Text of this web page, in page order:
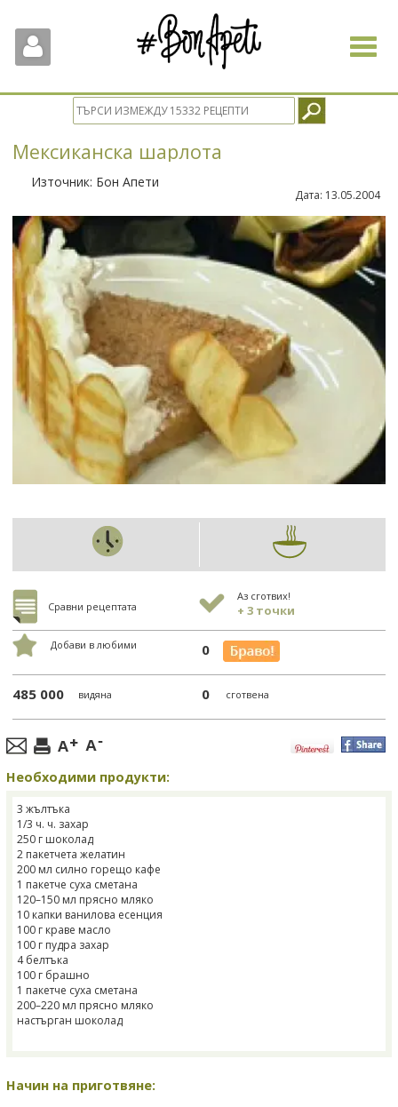
Toggle
Мексиканска шарлота
Източник: Бон Апети
Дата: 13.05.2004
Сравни рецептата
Аз сготвих!
+ 3 точки
Добави в любими 0
485 000 видяна 0 сготвена
Необходими продукти:
3 жълтъка
1/3 ч. ч. захар
250 г шоколад
2 пакетчета желатин
200 мл силно горещо кафе
1 пакетче суха сметана
120–150 мл прясно мляко
10 капки ванилова есенция
100 г краве масло
100 г пудра захар
4 белтъка
100 г брашно
1 пакетче суха сметана
200–220 мл прясно мляко
настърган шоколад
Начин на приготвяне: